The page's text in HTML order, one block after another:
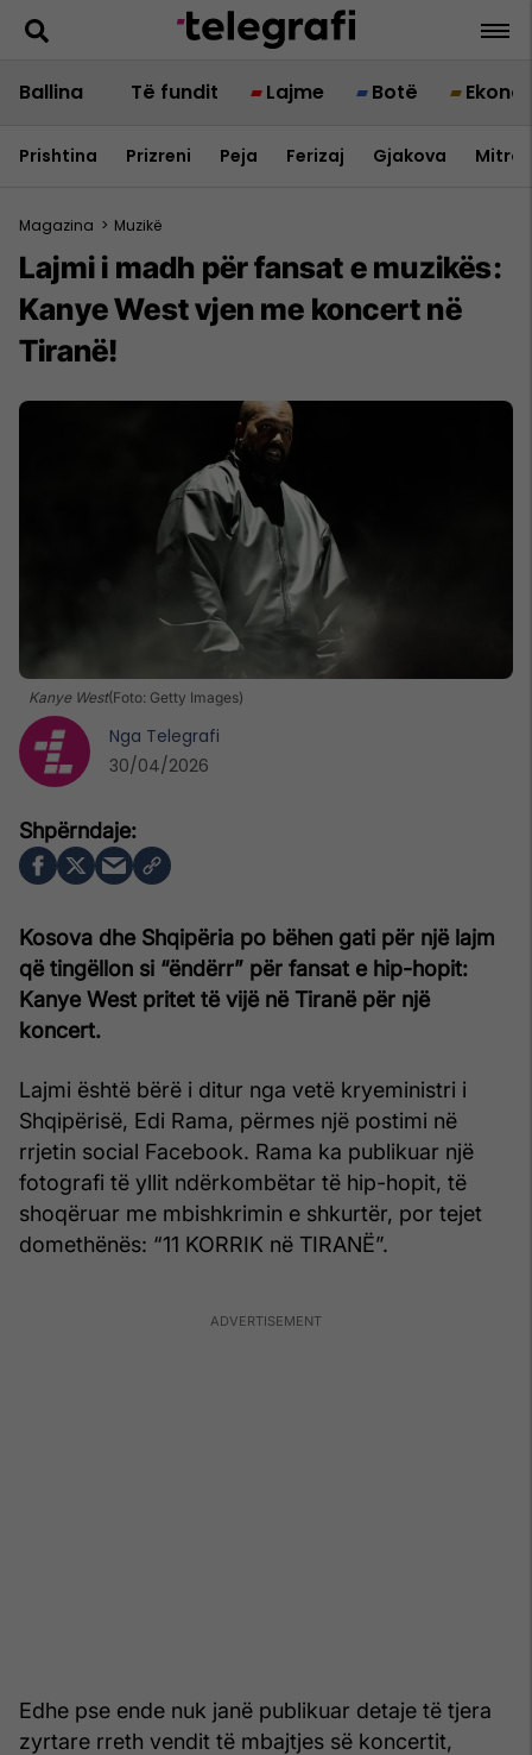
Ballina Të fundit Lajme Botë
Prishtina Prizreni Peja Ferizaj Gjakova
Magazina > Muzikë
Lajmi i madh për fansat e muzikës:
Kanye West vjen me koncert në
Tiranë!
Kanye West(Foto: Getty Images)
Kosova dhe Shqipëria po bëhen gati për një lajm
që tingëllon si “ëndërr” për fansat e hip-hopit:
Kanye West pritet të vijë në Tiranë për një
koncert.
Lajmi është bërë i ditur nga vetë kryeministri i
Shqipërisë, Edi Rama, përmes një postimi në
rrjetin social Facebook. Rama ka publikuar një
fotografi të yllit ndërkombëtar të hip-hopit, të
shoqëruar me mbishkrimin e shkurtër, por tejet
domethënës: “11 KORRIK në TIRANË”.
Edhe pse ende nuk janë publikuar detaje të tjera
zyrtare rreth vendit të mbajtjes së koncertit,
Nga Telegrafi
30/04/2026